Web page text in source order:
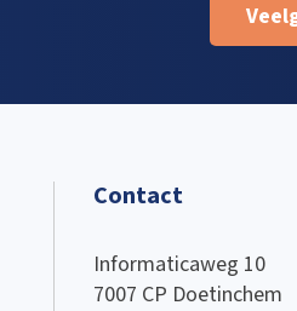
Contact
Informaticaweg 10
7007 CP Doetinchem